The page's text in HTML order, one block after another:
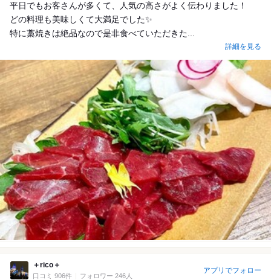
平日でもお客さんが多くて、人気の高さがよく伝わりました！
どの料理も美味しくて大満足でした✨
特に藁焼きは絶品なので是非食べていただきた...
詳細を見る
＋rico＋
口コミ 906件 フォロワー 246人
アプリでフォロー